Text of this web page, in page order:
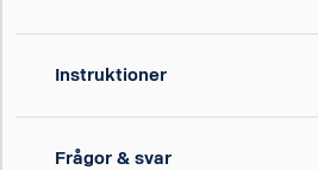
Instruktioner
Frågor & svar